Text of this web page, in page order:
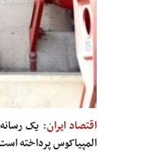
اقتصاد ایران: یک
المپیاکوس پرداخته